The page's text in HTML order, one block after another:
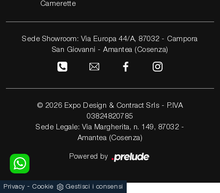
Camerette
Sede Showroom: Via Europa 44/A, 87032 - Campora
San Giovanni - Amantea (Cosenza)
© 2026 Expo Design & Contract Srls - P.IVA
03824820785
Sede Legale: Via Margherita, n. 149, 87032 -
Amantea (Cosenza)
Powered by
Privacy - Cookie Gestisci i consensi